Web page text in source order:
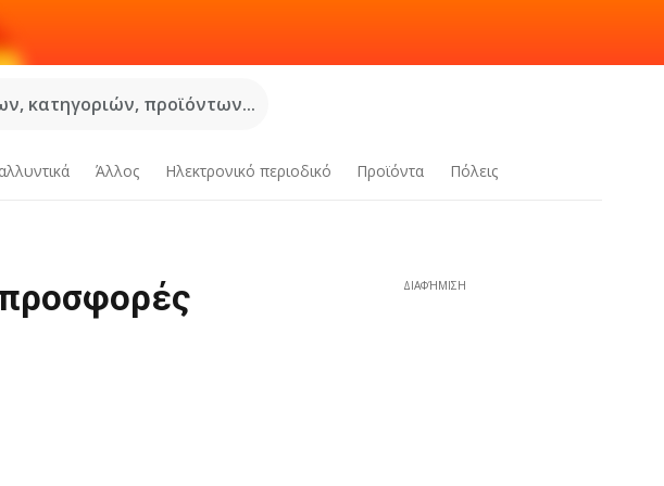
κατηγοριών, προϊόντων...
Άλλος Ηλεκτρονικό περιοδικό Προϊόντα Πόλεις
ΔΙΑΦΉΜΙΣΗ